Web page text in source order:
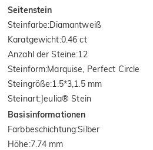
Seitenstein
Steinfarbe:Diamantweiß
Karatgewicht:0.46 ct
Anzahl der Steine:12
Steinform:Marquise, Perfect Circle
Steingröße:1.5*3,1.5 mm
Steinart:Jeulia® Stein
Basisinformationen
Farbbeschichtung:Silber
Höhe:7.74 mm